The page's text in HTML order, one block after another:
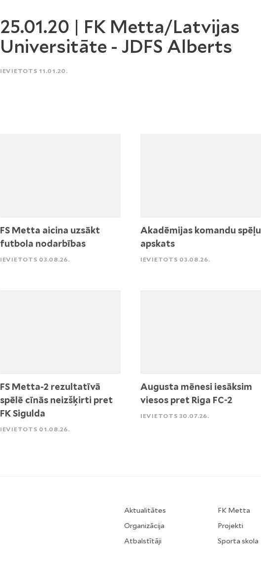
25.01.20 | FK Metta/Latvijas
Universitāte - JDFS Alberts
IEVIETOTS 11.01.20.
FS Metta aicina uzsākt
futbola nodarbības
IEVIETOTS 03.08.26.
Akadēmijas komandu spēļu
apskats
IEVIETOTS 03.08.26.
FS Metta-2 rezultatīvā
spēlē cīnās neizšķirti pret
FK Sigulda
IEVIETOTS 01.08.26.
Augusta mēnesi iesāksim
viesos pret Riga FC-2
IEVIETOTS 30.07.26.
Aktualitātes
Organizācija
Atbalstītāji
FK Metta
Projekti
Sporta skola